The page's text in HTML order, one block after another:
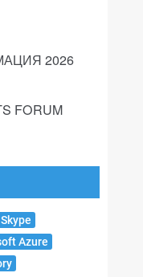
2026
FORUM
Skype
Azure